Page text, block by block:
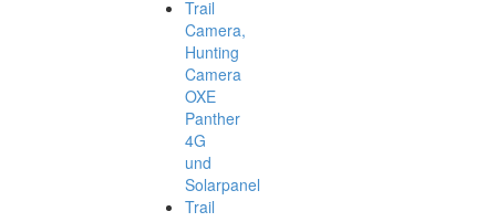
Trail
Camera,
Hunting
Camera
OXE
Panther
4G
und
Solarpanel
Trail